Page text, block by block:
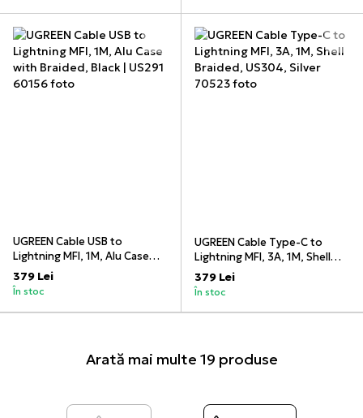
UGREEN Cable USB to
Lightning MFI, 1M, Alu Case
with Braided, Black | US291
379 Lei
În stoc
UGREEN Cable Type-C to
Lightning MFI, 3A, 1M, Shell
Braided, US304, Silver
379 Lei
În stoc
Arată mai multe 19 produse